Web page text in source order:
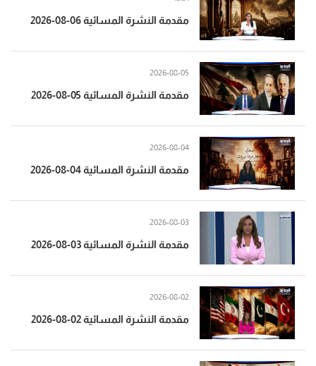
مقدمة النشرة المسائية 06-08-2026
مقدمة النشرة المسائية 05-08-2026
2026-08-05
مقدمة النشرة المسائية 04-08-2026
2026-08-04
مقدمة النشرة المسائية 03-08-2026
2026-08-03
مقدمة النشرة المسائية 02-08-2026
2026-08-02